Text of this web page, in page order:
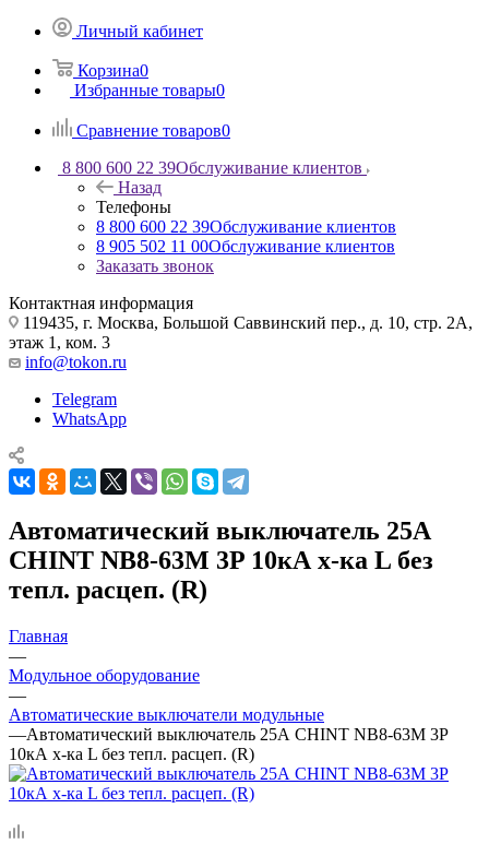
Личный кабинет
Корзина0
Избранные товары0
Сравнение товаров0
8 800 600 22 39Обслуживание клиентов
Назад
Телефоны
8 800 600 22 39Обслуживание клиентов
8 905 502 11 00Обслуживание клиентов
Заказать звонок
Контактная информация
119435, г. Москва, Большой Саввинский пер., д. 10, стр. 2А,
этаж 1, ком. 3
info@tokon.ru
Telegram
WhatsApp
Автоматический выключатель 25А
CHINT NB8-63M 3P 10кА х-ка L без
тепл. расцеп. (R)
Главная
—
Модульное оборудование
—
Автоматические выключатели модульные
—Автоматический выключатель 25А CHINT NB8-63M 3P
10кА х-ка L без тепл. расцеп. (R)